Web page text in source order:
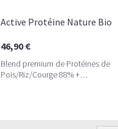
Active Protéine Nature Bio
46,90 €
Blend premium de Protéines de
Pois/Riz/Courge 88% +